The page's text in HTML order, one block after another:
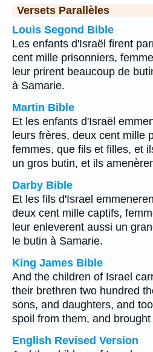
Versets Parallèles
Louis Segond Bible
Les enfants d'Israël firent
cent mille prisonniers,
leur prirent beaucoup de
à Samarie.
Martin Bible
Et les enfants d'Israël
leurs frères, deux cent mille
femmes, que fils et filles, et
un gros butin, et ils
Darby Bible
Et les fils d'Israel
deux cent mille captifs,
leur enleverent aussi un
le butin à Samarie.
King James Bible
And the children of Israel
their brethren two hundred
sons, and daughters, and
spoil from them, and
English Revised Version